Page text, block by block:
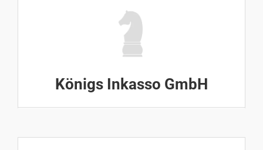
Königs Inkasso GmbH